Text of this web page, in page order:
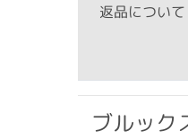
返品について
ブルック